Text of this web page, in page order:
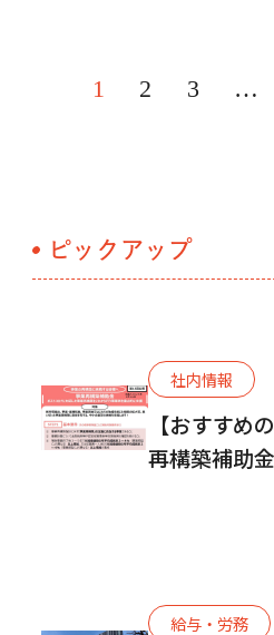
ジ
1 2 3 …
ピックアップ
社内情報
【おすすめ
再構築補助
給与・労務